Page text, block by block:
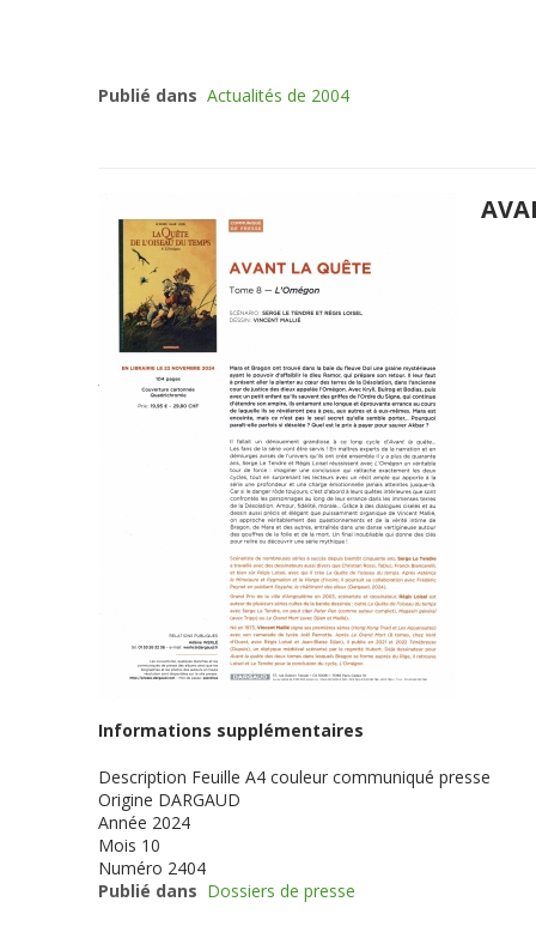
Publié dans Actualités de 2004
Informations supplémentaires
Description Feuille A4 couleur communiqué presse
Origine DARGAUD
Année 2024
Mois 10
Numéro 2404
Publié dans Dossiers de presse